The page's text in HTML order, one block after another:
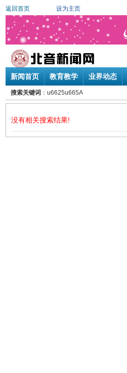
返回首页 设为主页
新闻首页 教育教学 业界动态
搜索关键词 ：u6625u665A
没有相关搜索结果!